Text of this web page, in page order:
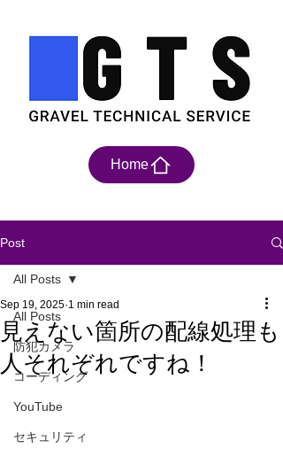
Home
Post
All Posts
防犯カメラ
コーディング
YouTube
セキュリティ
All Posts
見えない箇所の配線処理も
人それぞれですね！
Sep 19, 2025 1 min read